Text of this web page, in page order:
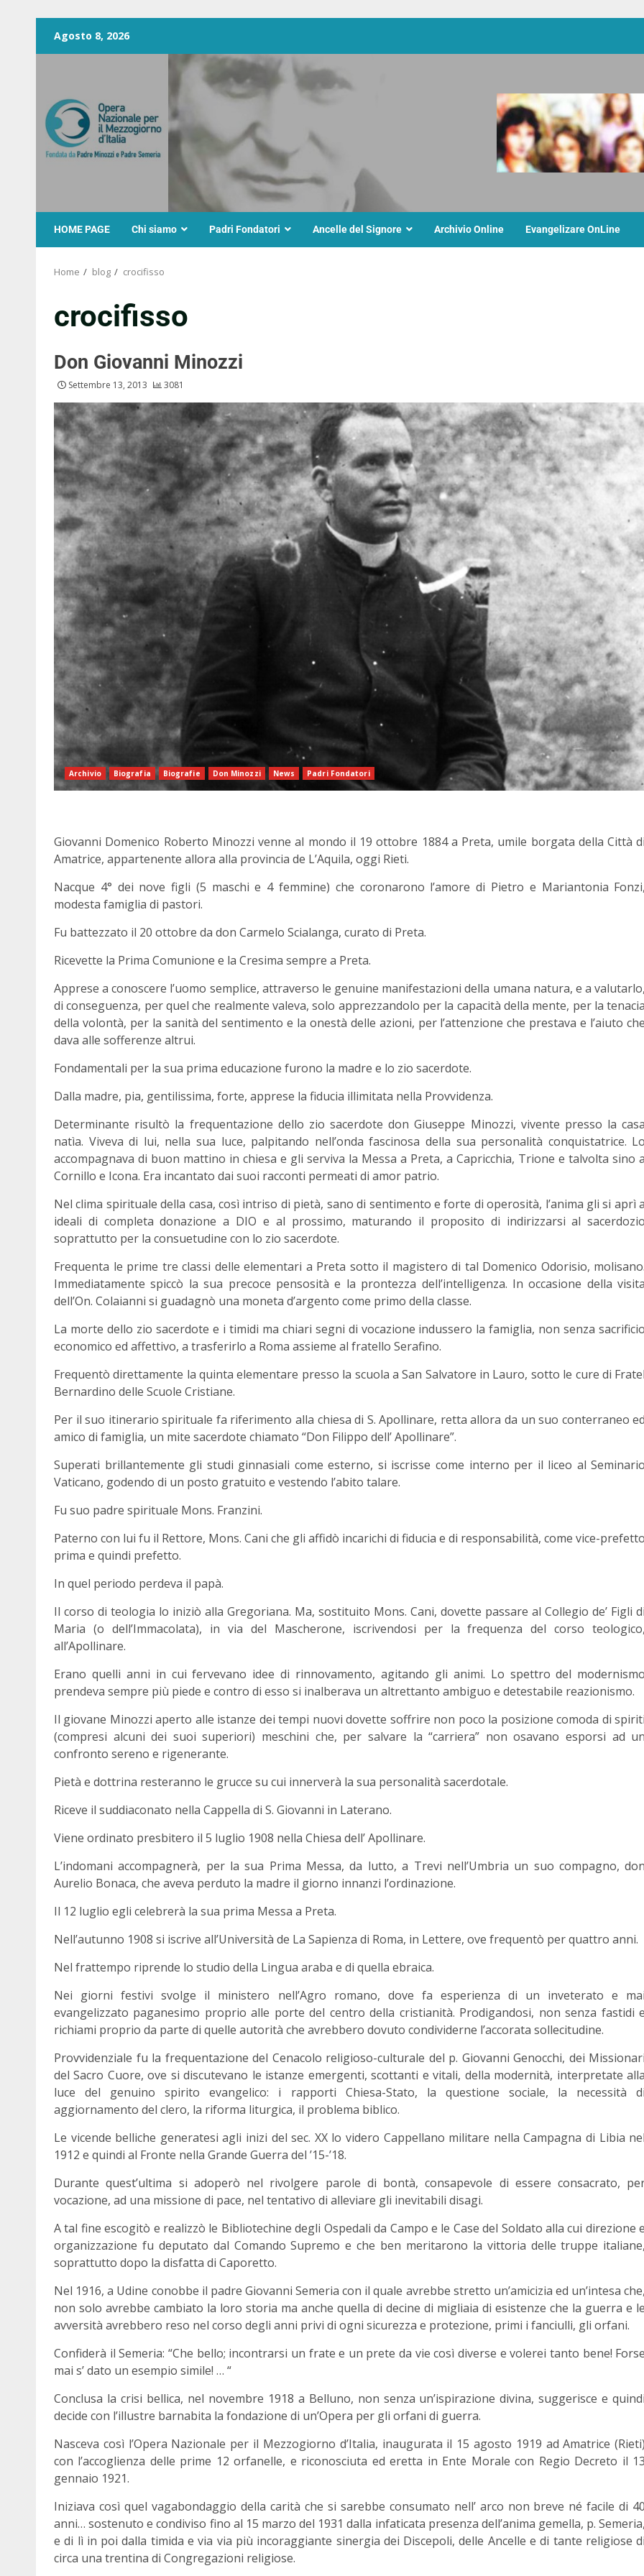
Agosto 8, 2026
HOME PAGE Chi siamo Padri Fondatori Ancelle del Signore Archivio Online Evangelizare OnLine
Home blog crocifisso
crocifisso
Don Giovanni Minozzi
Settembre 13, 2013 3081
Archivio Biografia Biografie Don Minozzi News Padri Fondatori
Giovanni Domenico Roberto Minozzi venne al mondo il 19 ottobre 1884 a Preta, umile borgata della Città di
Amatrice, appartenente allora alla provincia de L’Aquila, oggi Rieti.
Nacque 4° dei nove figli (5 maschi e 4 femmine) che coronarono l’amore di Pietro e Mariantonia Fonzi,
modesta famiglia di pastori.
Fu battezzato il 20 ottobre da don Carmelo Scialanga, curato di Preta.
Ricevette la Prima Comunione e la Cresima sempre a Preta.
Apprese a conoscere l’uomo semplice, attraverso le genuine manifestazioni della umana natura, e a valutarlo,
di conseguenza, per quel che realmente valeva, solo apprezzandolo per la capacità della mente, per la tenacia
della volontà, per la sanità del sentimento e la onestà delle azioni, per l’attenzione che prestava e l’aiuto che
dava alle sofferenze altrui.
Fondamentali per la sua prima educazione furono la madre e lo zio sacerdote.
Dalla madre, pia, gentilissima, forte, apprese la fiducia illimitata nella Provvidenza.
Determinante risultò la frequentazione dello zio sacerdote don Giuseppe Minozzi, vivente presso la casa
natìa. Viveva di lui, nella sua luce, palpitando nell’onda fascinosa della sua personalità conquistatrice. Lo
accompagnava di buon mattino in chiesa e gli serviva la Messa a Preta, a Capricchia, Trione e talvolta sino a
Cornillo e Icona. Era incantato dai suoi racconti permeati di amor patrio.
Nel clima spirituale della casa, così intriso di pietà, sano di sentimento e forte di operosità, l’anima gli si aprì a
ideali di completa donazione a DIO e al prossimo, maturando il proposito di indirizzarsi al sacerdozio
soprattutto per la consuetudine con lo zio sacerdote.
Frequenta le prime tre classi delle elementari a Preta sotto il magistero di tal Domenico Odorisio, molisano.
Immediatamente spiccò la sua precoce pensosità e la prontezza dell’intelligenza. In occasione della visita
dell’On. Colaianni si guadagnò una moneta d’argento come primo della classe.
La morte dello zio sacerdote e i timidi ma chiari segni di vocazione indussero la famiglia, non senza sacrificio
economico ed affettivo, a trasferirlo a Roma assieme al fratello Serafino.
Frequentò direttamente la quinta elementare presso la scuola a San Salvatore in Lauro, sotto le cure di Fratel
Bernardino delle Scuole Cristiane.
Per il suo itinerario spirituale fa riferimento alla chiesa di S. Apollinare, retta allora da un suo conterraneo ed
amico di famiglia, un mite sacerdote chiamato “Don Filippo dell’ Apollinare”.
Superati brillantemente gli studi ginnasiali come esterno, si iscrisse come interno per il liceo al Seminario
Vaticano, godendo di un posto gratuito e vestendo l’abito talare.
Fu suo padre spirituale Mons. Franzini.
Paterno con lui fu il Rettore, Mons. Cani che gli affidò incarichi di fiducia e di responsabilità, come vice-prefetto
prima e quindi prefetto.
In quel periodo perdeva il papà.
Il corso di teologia lo iniziò alla Gregoriana. Ma, sostituito Mons. Cani, dovette passare al Collegio de’ Figli di
Maria (o dell’Immacolata), in via del Mascherone, iscrivendosi per la frequenza del corso teologico,
all’Apollinare.
Erano quelli anni in cui fervevano idee di rinnovamento, agitando gli animi. Lo spettro del modernismo
prendeva sempre più piede e contro di esso si inalberava un altrettanto ambiguo e detestabile reazionismo.
Il giovane Minozzi aperto alle istanze dei tempi nuovi dovette soffrire non poco la posizione comoda di spiriti
(compresi alcuni dei suoi superiori) meschini che, per salvare la “carriera” non osavano esporsi ad un
confronto sereno e rigenerante.
Pietà e dottrina resteranno le grucce su cui innerverà la sua personalità sacerdotale.
Riceve il suddiaconato nella Cappella di S. Giovanni in Laterano.
Viene ordinato presbitero il 5 luglio 1908 nella Chiesa dell’ Apollinare.
L’indomani accompagnerà, per la sua Prima Messa, da lutto, a Trevi nell’Umbria un suo compagno, don
Aurelio Bonaca, che aveva perduto la madre il giorno innanzi l’ordinazione.
Il 12 luglio egli celebrerà la sua prima Messa a Preta.
Nell’autunno 1908 si iscrive all’Università de La Sapienza di Roma, in Lettere, ove frequentò per quattro anni.
Nel frattempo riprende lo studio della Lingua araba e di quella ebraica.
Nei giorni festivi svolge il ministero nell’Agro romano, dove fa esperienza di un inveterato e mai
evangelizzato paganesimo proprio alle porte del centro della cristianità. Prodigandosi, non senza fastidi e
richiami proprio da parte di quelle autorità che avrebbero dovuto condividerne l’accorata sollecitudine.
Provvidenziale fu la frequentazione del Cenacolo religioso-culturale del p. Giovanni Genocchi, dei Missionari
del Sacro Cuore, ove si discutevano le istanze emergenti, scottanti e vitali, della modernità, interpretate alla
luce del genuino spirito evangelico: i rapporti Chiesa-Stato, la questione sociale, la necessità di
aggiornamento del clero, la riforma liturgica, il problema biblico.
Le vicende belliche generatesi agli inizi del sec. XX lo videro Cappellano militare nella Campagna di Libia nel
1912 e quindi al Fronte nella Grande Guerra del ’15-’18.
Durante quest’ultima si adoperò nel rivolgere parole di bontà, consapevole di essere consacrato,
vocazione, ad una missione di pace, nel tentativo di alleviare gli inevitabili disagi.
A tal fine escogitò e realizzò le Bibliotechine degli Ospedali da Campo e le Case del Soldato alla cui direzione e
organizzazione fu deputato dal Comando Supremo e che ben meritarono la vittoria delle truppe italiane,
soprattutto dopo la disfatta di Caporetto.
Nel 1916, a Udine conobbe il padre Giovanni Semeria con il quale avrebbe stretto un’amicizia ed un’intesa che,
non solo avrebbe cambiato la loro storia ma anche quella di decine di migliaia di esistenze che la guerra e le
avversità avrebbero reso nel corso degli anni privi di ogni sicurezza e protezione, primi i fanciulli, gli orfani.
Confiderà il Semeria: “Che bello; incontrarsi un frate e un prete da vie così diverse e volerei tanto bene! Forse
mai s’ dato un esempio simile! … “
Conclusa la crisi bellica, nel novembre 1918 a Belluno, non senza un’ispirazione divina, suggerisce e quindi
decide con l’illustre barnabita la fondazione di un’Opera per gli orfani di guerra.
Nasceva così l’Opera Nazionale per il Mezzogiorno d’Italia, inaugurata il 15 agosto 1919 ad Amatrice (Rieti)
con l’accoglienza delle prime 12 orfanelle, e riconosciuta ed eretta in Ente Morale con Regio Decreto il 13
gennaio 1921.
Iniziava così quel vagabondaggio della carità che si sarebbe consumato nell’ arco non breve né facile di 40
anni… sostenuto e condiviso fino al 15 marzo del 1931 dalla infaticata presenza dell’anima gemella, p. Semeria,
e di lì in poi dalla timida e via via più incoraggiante sinergia dei Discepoli, delle Ancelle e di tante religiose di
circa una trentina di Congregazioni religiose.